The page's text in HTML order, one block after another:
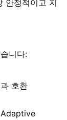
안정적이고 지
니다:
호환
Adaptive